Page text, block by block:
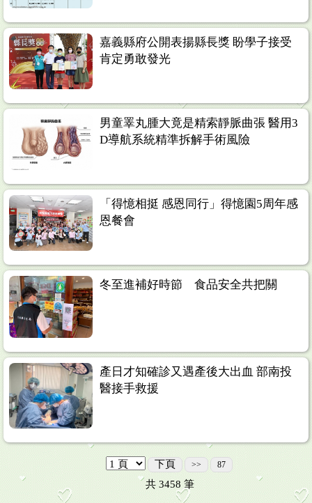
嘉義縣府公開表揚縣長獎 盼學子接受
肯定勇敢發光
男童睪丸腫大竟是精索靜脈曲張 醫用3
D導航系統精準拆解手術風險
「得憶相挺 感恩同行」得憶園5周年感
恩餐會
冬至進補好時節 食品安全共把關
產日才知確診又遇產後大出血 部南投
醫接手救援
下頁 >> 87
共 3458 筆